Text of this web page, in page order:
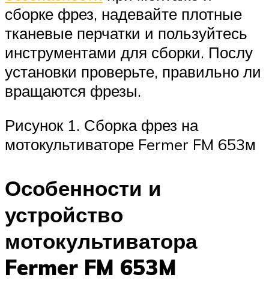
сборке фрез, надевайте плотные
тканевые перчатки и пользуйтесь
инструментами для сборки. Послу
установки проверьте, правильно ли
вращаются фрезы.
Рисунок 1. Сборка фрез на
мотокультиваторе Fermer FM 653м
Особенности и
устройство
мотокультиватора
Fermer FM 653M